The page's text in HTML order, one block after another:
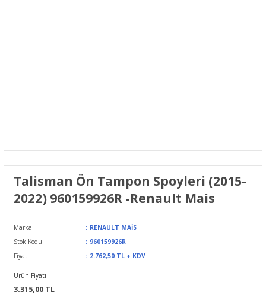
Talisman Ön Tampon Spoyleri (2015-
2022) 960159926R -Renault Mais
Marka
RENAULT MAİS
Stok Kodu
960159926R
Fiyat
2.762,50 TL + KDV
Ürün Fiyatı
3.315,00 TL